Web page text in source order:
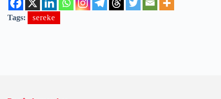
Tags: sereke